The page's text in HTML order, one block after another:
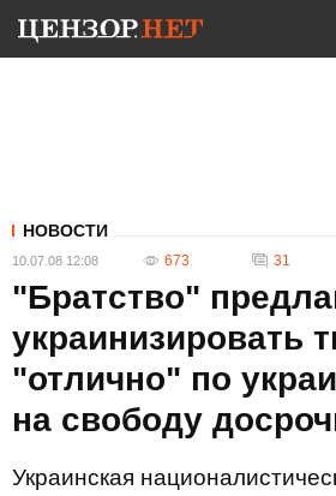
НОВОСТИ
10.07.08 12:08 673 31
"Братство"
украинизировать
"отлично" по
на свободу
Украинская